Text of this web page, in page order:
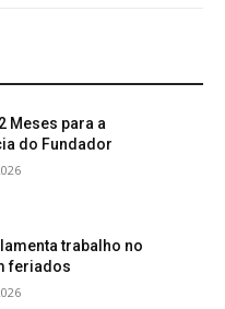
Meses para a
do Fundador
trabalho no
feriados